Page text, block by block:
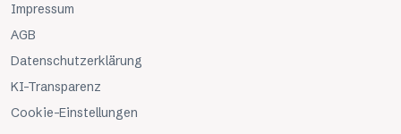
Impressum
AGB
Datenschutzerklärung
KI-Transparenz
Cookie-Einstellungen